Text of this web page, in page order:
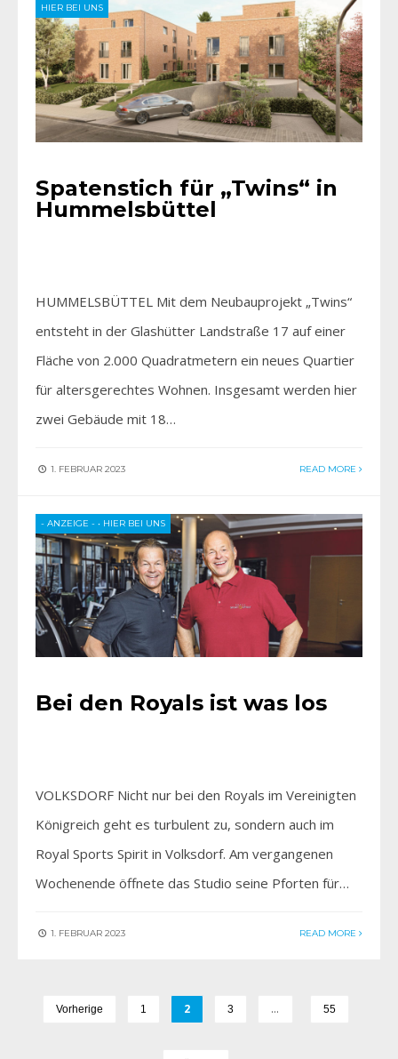
HIER BEI UNS
Spatenstich für „Twins“ in
Hummelsbüttel
HUMMELSBÜTTEL Mit dem Neubauprojekt „Twins“
entsteht in der Glashütter Landstraße 17 auf einer
Fläche von 2.000 Quadratmetern ein neues Quartier
für altersgerechtes Wohnen. Insgesamt werden hier
zwei Gebäude mit 18…
1. FEBRUAR 2023 READ MORE
- ANZEIGE - • HIER BEI UNS
Bei den Royals ist was los
VOLKSDORF Nicht nur bei den Royals im Vereinigten
Königreich geht es turbulent zu, sondern auch im
Royal Sports Spirit in Volksdorf. Am vergangenen
Wochenende öffnete das Studio seine Pforten für…
1. FEBRUAR 2023 READ MORE
Vorherige 1 2 3 … 55